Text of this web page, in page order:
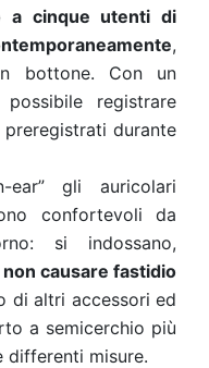
a cinque utenti di
,
bottone. Con un
registrare
durante
gli auricolari
confortevoli da
si indossano,
causare fastidio
di altri accessori ed
a semicerchio più
differenti misure.